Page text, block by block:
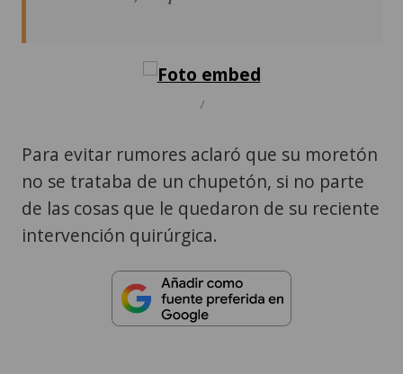
/
Para evitar rumores aclaró que su moretón
no se trataba de un chupetón, si no parte
de las cosas que le quedaron de su reciente
intervención quirúrgica.